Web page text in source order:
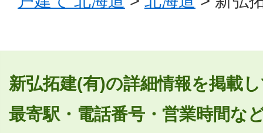
新弘拓建(有)の詳細情報を掲載
最寄駅・電話番号・営業時間な